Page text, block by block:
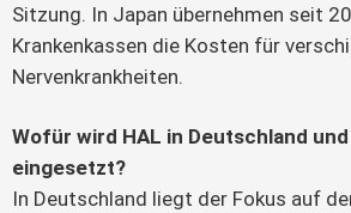
Sitzung. In Japan übernehmen seit
Krankenkassen die Kosten für
Nervenkrankheiten.
Wofür wird HAL in Deutschland
eingesetzt?
In Deutschland liegt der Fokus auf